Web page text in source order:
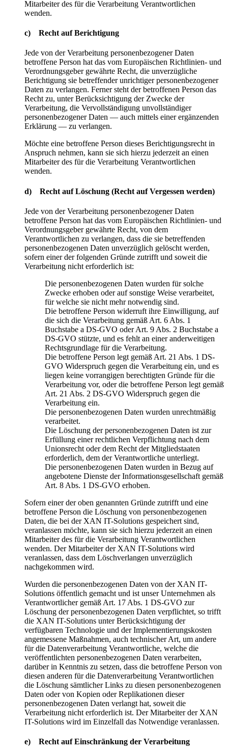
Mitarbeiter des für die Verarbeitung Verantwortlichen
wenden.
c) Recht auf Berichtigung
Jede von der Verarbeitung personenbezogener Daten
betroffene Person hat das vom Europäischen Richtlinien- und
Verordnungsgeber gewährte Recht, die unverzügliche
Berichtigung sie betreffender unrichtiger personenbezogener
Daten zu verlangen. Ferner steht der betroffenen Person das
Recht zu, unter Berücksichtigung der Zwecke der
Verarbeitung, die Vervollständigung unvollständiger
personenbezogener Daten — auch mittels einer ergänzenden
Erklärung — zu verlangen.
Möchte eine betroffene Person dieses Berichtigungsrecht in
Anspruch nehmen, kann sie sich hierzu jederzeit an einen
Mitarbeiter des für die Verarbeitung Verantwortlichen
wenden.
d) Recht auf Löschung (Recht auf Vergessen werden)
Jede von der Verarbeitung personenbezogener Daten
betroffene Person hat das vom Europäischen Richtlinien- und
Verordnungsgeber gewährte Recht, von dem
Verantwortlichen zu verlangen, dass die sie betreffenden
personenbezogenen Daten unverzüglich gelöscht werden,
sofern einer der folgenden Gründe zutrifft und soweit die
Verarbeitung nicht erforderlich ist:
Die personenbezogenen Daten wurden für solche
Zwecke erhoben oder auf sonstige Weise verarbeitet,
für welche sie nicht mehr notwendig sind.
Die betroffene Person widerruft ihre Einwilligung, auf
die sich die Verarbeitung gemäß Art. 6 Abs. 1
Buchstabe a DS-GVO oder Art. 9 Abs. 2 Buchstabe a
DS-GVO stützte, und es fehlt an einer anderweitigen
Rechtsgrundlage für die Verarbeitung.
Die betroffene Person legt gemäß Art. 21 Abs. 1 DS-
GVO Widerspruch gegen die Verarbeitung ein, und es
liegen keine vorrangigen berechtigten Gründe für die
Verarbeitung vor, oder die betroffene Person legt gemäß
Art. 21 Abs. 2 DS-GVO Widerspruch gegen die
Verarbeitung ein.
Die personenbezogenen Daten wurden unrechtmäßig
verarbeitet.
Die Löschung der personenbezogenen Daten ist zur
Erfüllung einer rechtlichen Verpflichtung nach dem
Unionsrecht oder dem Recht der Mitgliedstaaten
erforderlich, dem der Verantwortliche unterliegt.
Die personenbezogenen Daten wurden in Bezug auf
angebotene Dienste der Informationsgesellschaft gemäß
Art. 8 Abs. 1 DS-GVO erhoben.
Sofern einer der oben genannten Gründe zutrifft und eine
betroffene Person die Löschung von personenbezogenen
Daten, die bei der XAN IT-Solutions gespeichert sind,
veranlassen möchte, kann sie sich hierzu jederzeit an einen
Mitarbeiter des für die Verarbeitung Verantwortlichen
wenden. Der Mitarbeiter der XAN IT-Solutions wird
veranlassen, dass dem Löschverlangen unverzüglich
nachgekommen wird.
Wurden die personenbezogenen Daten von der XAN IT-
Solutions öffentlich gemacht und ist unser Unternehmen als
Verantwortlicher gemäß Art. 17 Abs. 1 DS-GVO zur
Löschung der personenbezogenen Daten verpflichtet, so trifft
die XAN IT-Solutions unter Berücksichtigung der
verfügbaren Technologie und der Implementierungskosten
angemessene Maßnahmen, auch technischer Art, um andere
für die Datenverarbeitung Verantwortliche, welche die
veröffentlichten personenbezogenen Daten verarbeiten,
darüber in Kenntnis zu setzen, dass die betroffene Person von
diesen anderen für die Datenverarbeitung Verantwortlichen
die Löschung sämtlicher Links zu diesen personenbezogenen
Daten oder von Kopien oder Replikationen dieser
personenbezogenen Daten verlangt hat, soweit die
Verarbeitung nicht erforderlich ist. Der Mitarbeiter der XAN
IT-Solutions wird im Einzelfall das Notwendige veranlassen.
e) Recht auf Einschränkung der Verarbeitung